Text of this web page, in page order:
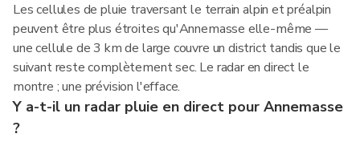
Les cellules de pluie traversant le terrain alpin et préalpin
peuvent être plus étroites qu'Annemasse elle-même —
une cellule de 3 km de large couvre un district tandis que le
suivant reste complètement sec. Le radar en direct le
montre ; une prévision l'efface.
Y a-t-il un radar pluie en direct pour Annemasse
?